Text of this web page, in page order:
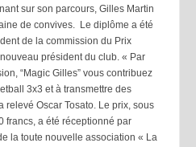
sur son parcours, Gilles Martin
de convives. Le diplôme a été
de la commission du Prix
président du club. « Par
“Magic Gilles” vous contribuez
3x3 et à transmettre des
relevé Oscar Tosato. Le prix, sous
francs, a été réceptionné par
la toute nouvelle association « La